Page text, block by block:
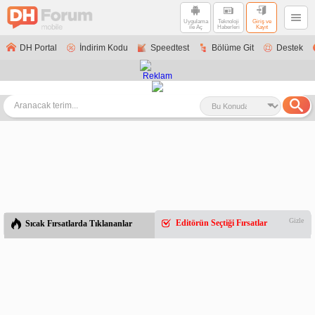
Uygulama
ile Aç
Teknoloji
Haberleri
Giriş ve
Kayıt
DH Portal İndirim Kodu Speedtest Bölüme Git Destek
Sıcak Fırsatlarda Tıklananlar Editörün Seçtiği Fırsatlar Gizle